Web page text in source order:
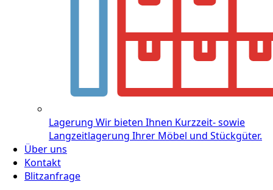
Lagerung Wir bieten Ihnen Kurzzeit- sowie
Langzeitlagerung Ihrer Möbel und Stückgüter.
Über uns
Kontakt
Blitzanfrage